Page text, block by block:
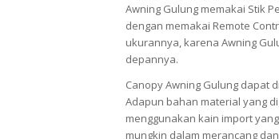
Awning Gulung memakai Stik
dengan memakai Remote
ukurannya, karena Awning
depannya.
Canopy Awning Gulung dapat
Adapun bahan material yang
menggunakan kain import
mungkin dalam merancang